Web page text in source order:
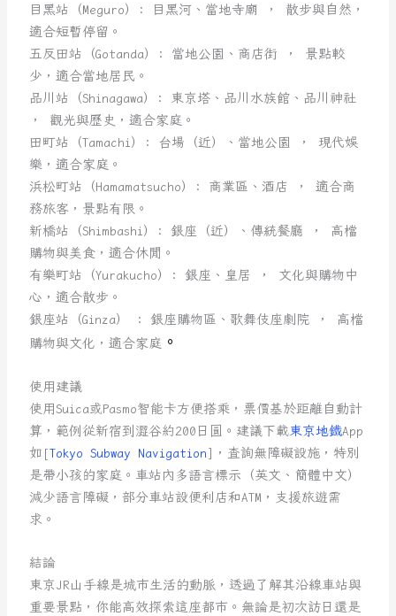
目黑站（Meguro）: 目黑河、當地寺廟 ， 散步與自然，
適合短暫停留。
五反田站（Gotanda）: 當地公園、商店街 ， 景點較
少，適合當地居民。
品川站（Shinagawa）: 東京塔、品川水族館、品川神社
， 觀光與歷史，適合家庭。
田町站（Tamachi）: 台場（近）、當地公園 ， 現代娛
樂，適合家庭。
浜松町站（Hamamatsucho）: 商業區、酒店 ， 適合商
務旅客，景點有限。
新橋站（Shimbashi）: 銀座（近）、傳統餐廳 ， 高檔
購物與美食，適合休閒。
有樂町站（Yurakucho）: 銀座、皇居 ， 文化與購物中
心，適合散步。
銀座站（Ginza） : 銀座購物區、歌舞伎座劇院 ， 高檔
購物與文化，適合家庭 。
使用建議
使用Suica或Pasmo智能卡方便搭乘，票價基於距離自動計
算，範例從新宿到澀谷約200日圓。建議下載東京地鐵App
如[Tokyo Subway Navigation]，查詢無障礙設施，特別
是帶小孩的家庭。車站內多語言標示（英文、簡體中文）
減少語言障礙，部分車站設便利店和ATM，支援旅遊需
求。
結論
東京JR山手線是城市生活的動脈，透過了解其沿線車站與
重要景點，你能高效探索這座都市。無論是初次訪日還是